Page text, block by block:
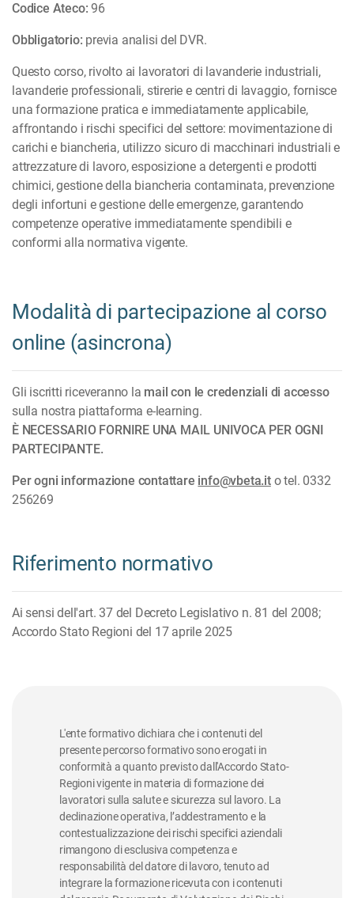
Codice Ateco:96
Obbligatorio: previa analisi del DVR.
Questo corso, rivolto ai lavoratori di lavanderie industriali,
lavanderie professionali, stirerie e centri di lavaggio, fornisce
una formazione pratica e immediatamente applicabile,
affrontando i rischi specifici del settore: movimentazione di
carichi e biancheria, utilizzo sicuro di macchinari industriali e
attrezzature di lavoro, esposizione a detergenti e prodotti
chimici, gestione della biancheria contaminata, prevenzione
degli infortuni e gestione delle emergenze, garantendo
competenze operative immediatamente spendibili e
conformi alla normativa vigente.
Modalità di partecipazione al corso
online (asincrona)
Gli iscritti riceveranno la mail con le credenziali di accesso
sulla nostra piattaforma e-learning.
È NECESSARIO FORNIRE UNA MAIL UNIVOCA PER OGNI
PARTECIPANTE.
Per ogni informazione contattare info@vbeta.ito tel. 0332
256269
Riferimento normativo
Ai sensi dell'art. 37 del Decreto Legislativo n. 81 del 2008;
Accordo Stato Regioni del 17 aprile 2025
L'ente formativo dichiara che i contenuti del
presente percorso formativo sono erogati in
conformità a quanto previsto dall'Accordo Stato-
Regioni vigente in materia di formazione dei
lavoratori sulla salute e sicurezza sul lavoro. La
declinazione operativa, l’addestramento e la
contestualizzazione dei rischi specifici aziendali
rimangono di esclusiva competenza e
responsabilità del datore di lavoro, tenuto ad
integrare la formazione ricevuta con i contenuti